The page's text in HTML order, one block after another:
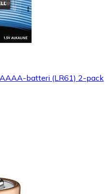
batteri (LR61) 2-pack